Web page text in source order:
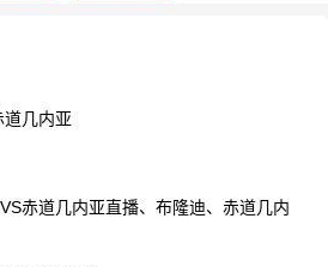
道几内亚
赤道几内亚直播、布隆迪、赤道几内